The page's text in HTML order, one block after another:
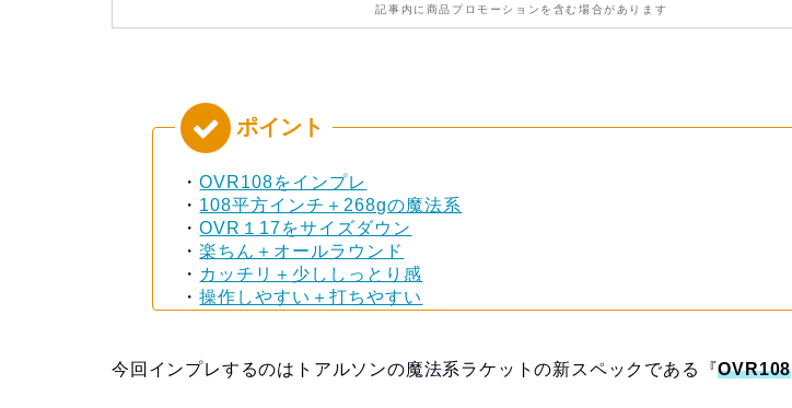
記事内に商品プロモーションを含む場合があります
・OVR108をインプレ
・ 108平方インチ＋268gの魔法系
・OVR１17をサイズダウン
・楽ちん＋オールラウンド
・ カッチリ＋少ししっとり感
・操作しやすい＋打ちやすい
今回インプレするのはトアルソンの魔法系ラケットの新スペックである『OVR108